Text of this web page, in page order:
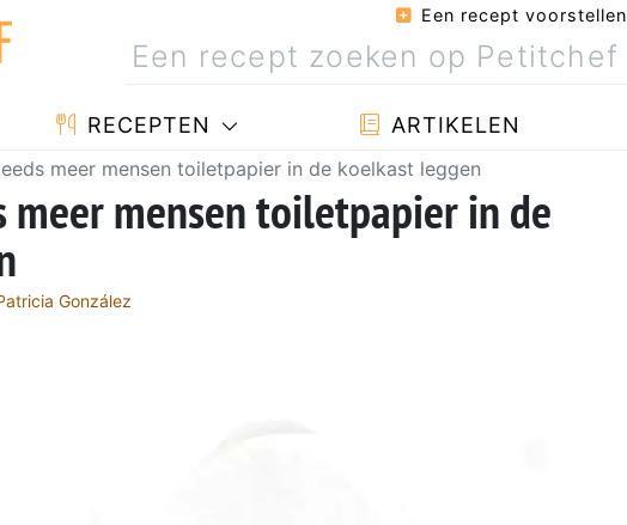
Een recept voorstellen
RECEPTEN ARTIKELEN
meer mensen toiletpapier in de koelkast leggen
meer mensen toiletpapier in de
González